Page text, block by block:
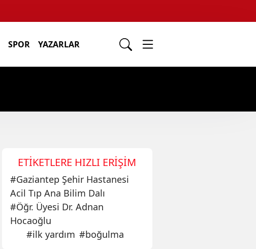
SPOR YAZARLAR
ETIKETLERE HIZLI ERIŞIM
#Gaziantep Şehir Hastanesi
Acil Tıp Ana Bilim Dalı
#Öğr. Üyesi Dr. Adnan
Hocaoğlu
#ilk yardım #boğulma